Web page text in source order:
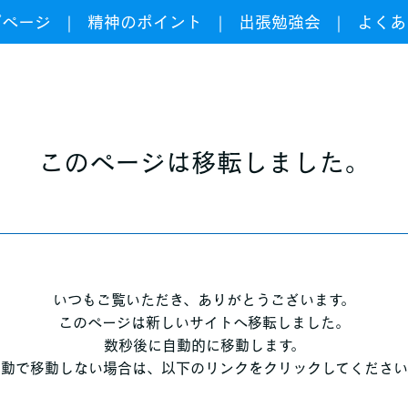
ージ 精神のポイント 出張勉強会 よく
このページは移転しました。
いつもご覧いただき、ありがとうございます。
このページは新しいサイトへ移転しました。
数秒後に自動的に移動します。
で移動しない場合は、以下のリンクをクリックしてください